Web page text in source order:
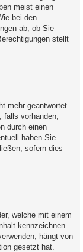
meist einen
bei den
ab, ob Sie
stellt
mehr geantwortet
falls vorhanden,
durch einen
haben Sie
sofern dies
welche mit einem
kennzeichnen
hängt von
gesetzt hat.